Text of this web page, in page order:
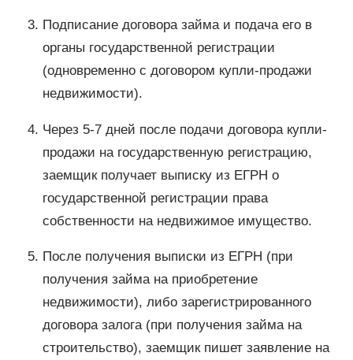
Подписание договора займа и подача его в
органы государственной регистрации
(одновременно с договором купли-продажи
недвижимости).
Через 5-7 дней после подачи договора купли-
продажи на государственную регистрацию,
заемщик получает выписку из ЕГРН о
государственной регистрации права
собственности на недвижимое имущество.
После получения выписки из ЕГРН (при
получения займа на приобретение
недвижимости), либо зарегистрированного
договора залога (при получения займа на
строительство), заемщик пишет заявление на